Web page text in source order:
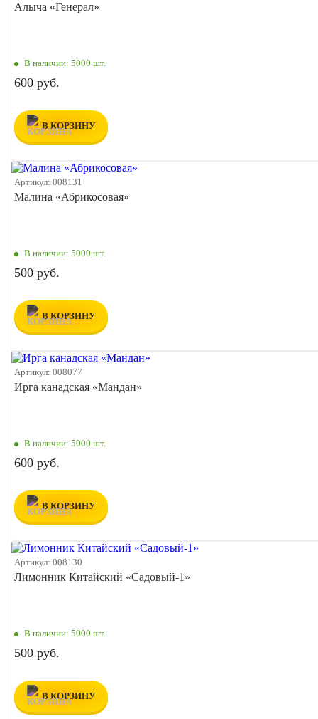
Алыча «Генерал»
В наличии: 5000 шт.
600 руб.
В КОРЗИНУ
Артикул: 008131
Малина «Абрикосовая»
В наличии: 5000 шт.
500 руб.
В КОРЗИНУ
Артикул: 008077
Ирга канадская «Мандан»
В наличии: 5000 шт.
600 руб.
В КОРЗИНУ
Артикул: 008130
Лимонник Китайский «Садовый-1»
В наличии: 5000 шт.
500 руб.
В КОРЗИНУ